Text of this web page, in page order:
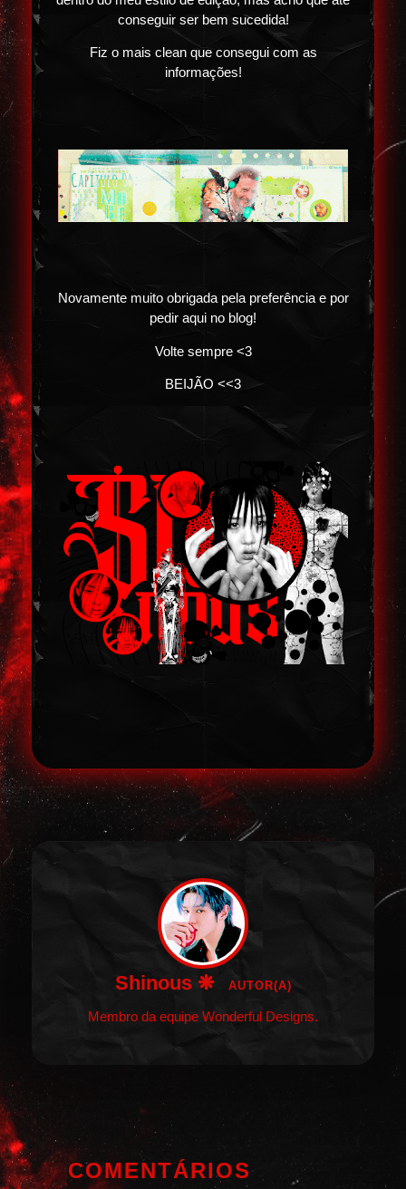
conseguir ser bem sucedida!
Fiz o mais clean que consegui com as
informações!
Novamente muito obrigada pela preferência e por
pedir aqui no blog!
Volte sempre <3
BEIJÃO <<3
Shinous ❋ AUTOR(A)
Membro da equipe Wonderful Designs.
COMENTÁRIOS